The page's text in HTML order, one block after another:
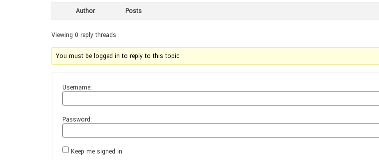
Author Posts
Viewing 0 reply threads
You must be logged in to reply to this topic.
Username:
Password:
Keep me signed in